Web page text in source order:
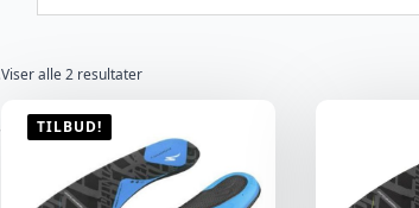
Viser alle 2 resultater
TILBUD!